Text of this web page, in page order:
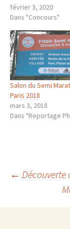
février 3, 2020
Dans "Concours"
Salon du Semi
Paris 2018
mars 3, 2018
Dans "Reportage
des
← Découverte